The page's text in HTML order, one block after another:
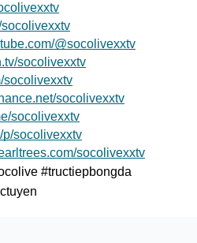
@socolivexxtv
socolivexxtv
socolivexxtv
socolivexxtv
socolivexxtv
p/socolivexxtv
socolivexxtv
#tructiepbongda